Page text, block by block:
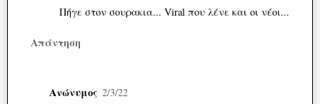
Πήγε στον σουρακια... Viral που λένε και οι νέοι...
Απάντηση
Ανώνυμος 2/3/22